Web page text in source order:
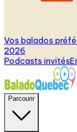
Vos balados
2026
Podcasts invités
Parcourir